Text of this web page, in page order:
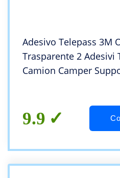
Adesivo Telepass 3M
Trasparente 2 Adesivi
Camion Camper
9.9